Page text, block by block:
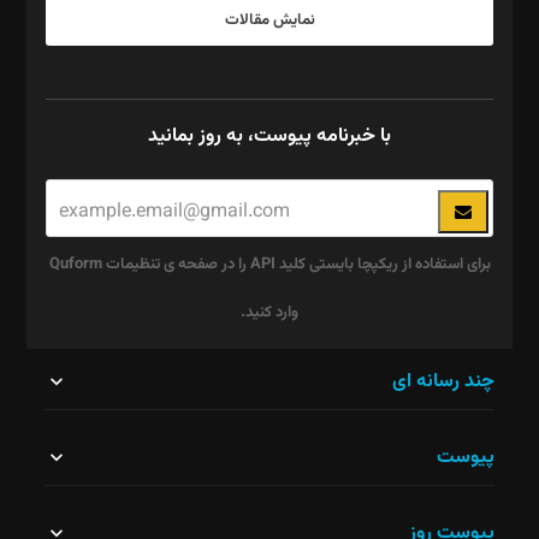
نمایش مقالات
با خبرنامه پیوست، به روز بمانید
برای استفاده از ریکپچا بایستی کلید API را در صفحه ی تنظیمات Quform
وارد کنید.
نباید
چند رسانه ای
پیوست